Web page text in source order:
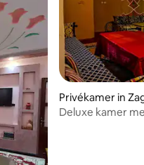
Privékamer in
Deluxe kamer